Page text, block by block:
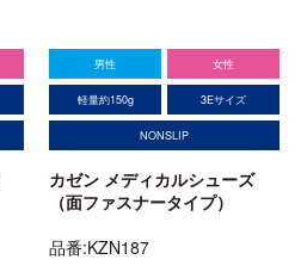
男性 女性
軽量約150g 3Eサイズ
NONSLIP
カゼン メディカルシューズ
（面ファスナータイプ）
品番:KZN187